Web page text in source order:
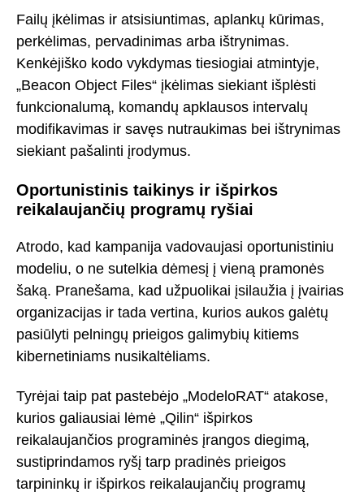
Failų įkėlimas ir atsisiuntimas, aplankų kūrimas,
perkėlimas, pervadinimas arba ištrynimas.
Kenkėjiško kodo vykdymas tiesiogiai atmintyje,
„Beacon Object Files“ įkėlimas siekiant išplėsti
funkcionalumą, komandų apklausos intervalų
modifikavimas ir savęs nutraukimas bei ištrynimas
siekiant pašalinti įrodymus.
Oportunistinis taikinys ir išpirkos
reikalaujančių programų ryšiai
Atrodo, kad kampanija vadovaujasi oportunistiniu
modeliu, o ne sutelkia dėmesį į vieną pramonės
šaką. Pranešama, kad užpuolikai įsilaužia į įvairias
organizacijas ir tada vertina, kurios aukos galėtų
pasiūlyti pelningų prieigos galimybių kitiems
kibernetiniams nusikaltėliams.
Tyrėjai taip pat pastebėjo „ModeloRAT“ atakose,
kurios galiausiai lėmė „Qilin“ išpirkos
reikalaujančios programinės įrangos diegimą,
sustiprindamos ryšį tarp pradinės prieigos
tarpininkų ir išpirkos reikalaujančių programų